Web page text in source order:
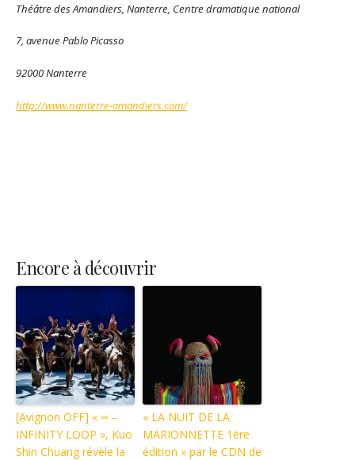
Théâtre des Amandiers, Nanterre, Centre dramatique national
7, avenue Pablo Picasso
92000 Nanterre
http://www.nanterre-amandiers.com/
Encore à découvrir
[Avignon OFF] « ∞ ‒
INFINITY LOOP », Kuo
Shin Chuang révèle la
« LA NUIT DE LA
MARIONNETTE 1ère
édition » par le CDN de